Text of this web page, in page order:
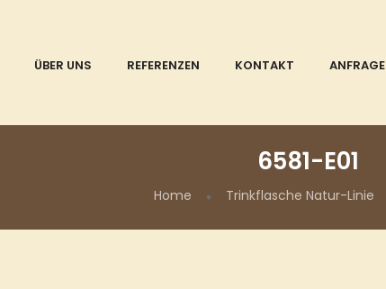
ÜBER UNS REFERENZEN KONTAKT ANFRAGE
6581-E01
Home Trinkflasche Natur-Linie